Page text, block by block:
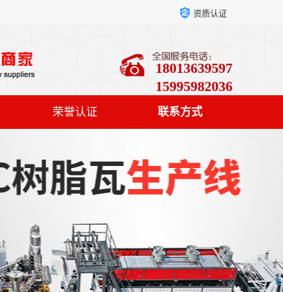
资质认证
18013639597
15995982036
荣誉认证 联系方式